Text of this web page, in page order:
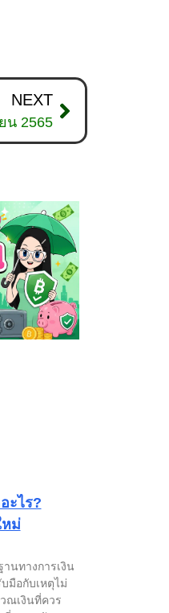
NEXT
น 2565
ะไร?
หม่
านทางการเงิน
มือกับเหตุไม่
ณเงินที่ควร